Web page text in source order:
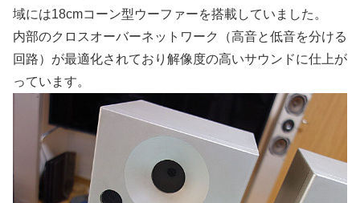
域には18cmコーン型ウーファーを搭載していました。
内部のクロスオーバーネットワーク（高音と低音を分ける
回路）が最適化されており解像度の高いサウンドに仕上が
っています。